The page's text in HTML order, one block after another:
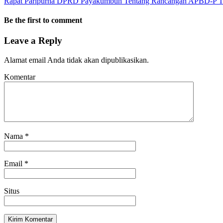
Be the first to comment
Leave a Reply
Alamat email Anda tidak akan dipublikasikan.
Komentar
Nama *
Email *
Situs